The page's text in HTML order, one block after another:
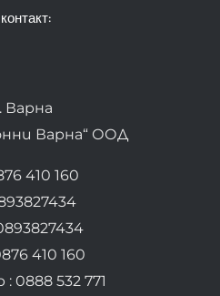
Варна
Варна“ ООД
410 160
410 160
0888 532 771